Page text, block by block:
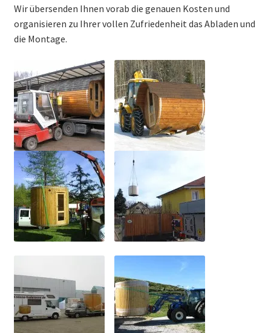
Wir übersenden Ihnen vorab die genauen Kosten und
organisieren zu Ihrer vollen Zufriedenheit das Abladen und
die Montage.